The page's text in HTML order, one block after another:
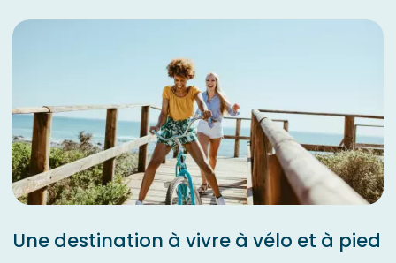
Une destination à vivre à vélo et à pied